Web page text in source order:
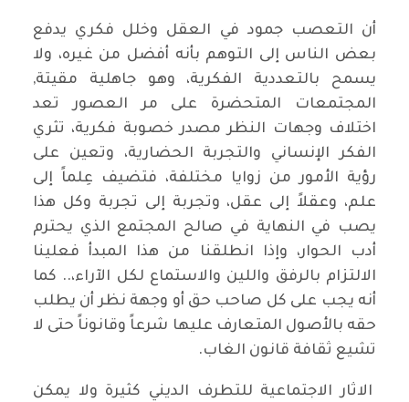
أن التعصب جمود في العقل وخلل فكري يدفع
بعض الناس إلى التوهم بأنه أفضل من غيره، ولا
يسمح بالتعددية الفكرية، وهو جاهلية مقيتة,
المجتمعات المتحضرة على مر العصور تعد
اختلاف وجهات النظر مصدر خصوبة فكرية، تثري
الفكر الإنساني والتجربة الحضارية، وتعين على
رؤية الأمور من زوايا مختلفة، فتضيف عِلماً إلى
علم، وعقلاً إلى عقل، وتجربة إلى تجربة وكل هذا
يصب في النهاية في صالح المجتمع الذي يحترم
أدب الحوار، وإذا انطلقنا من هذا المبدأ فعلينا
الالتزام بالرفق واللين والاستماع لكل الآراء،.. كما
أنه يجب على كل صاحب حق أو وجهة نظر أن يطلب
حقه بالأصول المتعارف عليها شرعاً وقانوناً حتى لا
تشيع ثقافة قانون الغاب.
الاثار الاجتماعية للتطرف الديني كثيرة ولا يمكن